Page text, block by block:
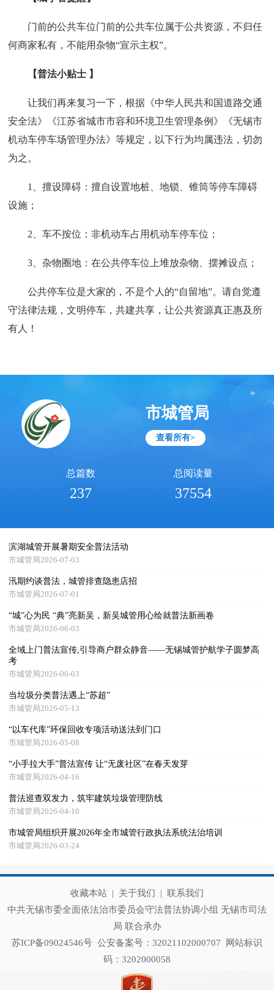
门前的公共车位门前的公共车位属于公共资源，不归任
何商家私有，不能用杂物“宣示主权”。
【普法小贴士 】
让我们再来复习一下，根据《中华人民共和国道路交通
安全法》《江苏省城市市容和环境卫生管理条例》《无锡市
机动车停车场管理办法》等规定，以下行为均属违法，切勿
为之。
1、擅设障碍：擅自设置地桩、地锁、锥筒等停车障碍
设施；
2、车不按位：非机动车占用机动车停车位；
3、杂物圈地：在公共停车位上堆放杂物、摆摊设点；
公共停车位是大家的，不是个人的“自留地”。请自觉遵
守法律法规，文明停车，共建共享，让公共资源真正惠及所
有人！
市城管局
查看所有>
总篇数
237
总阅读量
37554
滨湖城管开展暑期安全普法活动
市城管局2026-07-03
汛期约谈普法，城管排查隐患店招
市城管局2026-07-01
“城”心为民 “典”亮新吴，新吴城管用心绘就普法新画卷
市城管局2026-06-03
全域上门普法宣传,引导商户群众静音——无锡城管护航学子圆梦高
考
市城管局2026-06-03
当垃圾分类普法遇上“苏超”
市城管局2026-05-13
“以车代库”环保回收专项活动送法到门口
市城管局2026-05-08
“小手拉大手”普法宣传 让“无废社区”在春天发芽
市城管局2026-04-16
普法巡查双发力，筑牢建筑垃圾管理防线
市城管局2026-04-10
市城管局组织开展2026年全市城管行政执法系统法治培训
市城管局2026-03-24
收藏本站 | 关于我们 | 联系我们
中共无锡市委全面依法治市委员会守法普法协调小组 无锡市司法
局 联合承办
苏ICP备09024546号 公安备案号：32021102000707 网站标识
码：3202000058